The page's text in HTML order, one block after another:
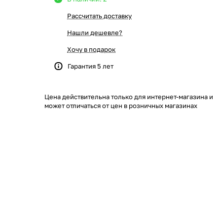
Рассчитать доставку
Нашли дешевле?
Хочу в подарок
Гарантия 5 лет
Цена действительна только для интернет-магазина и
может отличаться от цен в розничных магазинах